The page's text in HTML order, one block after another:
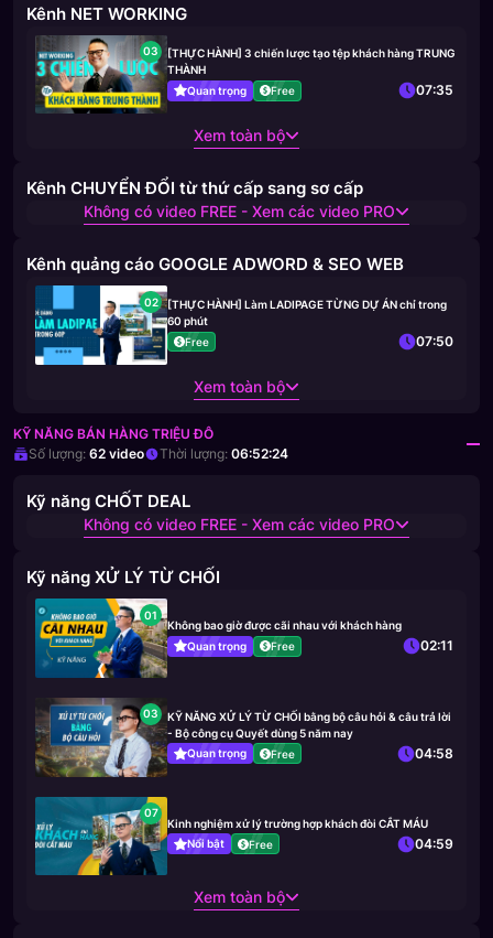
Kênh NET WORKING
03
[THỰC HÀNH] 3 chiến lược tạo tệp khách hàng TRUNG
THÀNH
Quan trọng
Free 07:35
Xem toàn bộ
Kênh CHUYỂN ĐỔI từ thứ cấp sang sơ cấp
Không có video FREE - Xem các video PRO
Kênh quảng cáo GOOGLE ADWORD & SEO WEB
02
[THỰC HÀNH] Làm LADIPAGE TỪNG DỰ ÁN chỉ trong
60 phút
Free
07:50
Xem toàn bộ
KỸ NĂNG BÁN HÀNG TRIỆU ĐÔ
Số lượng: 62 video Thời lượng: 06:52:24
Kỹ năng CHỐT DEAL
Không có video FREE - Xem các video PRO
Kỹ năng XỬ LÝ TỪ CHỐI
01
Không bao giờ được cãi nhau với khách hàng
Quan trọng
Free 02:11
03
KỸ NĂNG XỬ LÝ TỪ CHỐI bằng bộ câu hỏi & câu trả lời
- Bộ công cụ Quyết dùng 5 năm nay
Quan trọng
Free 04:58
07
Kinh nghiệm xử lý trường hợp khách đòi CẮT MÁU
Nổi bật
Free 04:59
Xem toàn bộ